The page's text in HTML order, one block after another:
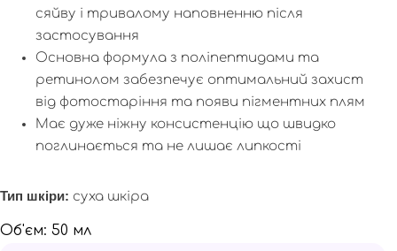
сяйву і тривалому наповненню після
застосування
Основна формула з поліпептидами та
ретинолом забезпечує оптимальний захист
від фотостаріння та появи пігментних плям
Має дуже ніжну консистенцію що швидко
поглинається та не лишає липкості
Тип шкіри: суха шкіра
Об'єм: 50 мл